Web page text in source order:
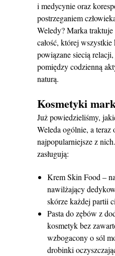
i medycynie oraz
postrzeganiem
Weledy? Marka
całość, której
powiązane siecią
pomiędzy codzienną
naturą.
Kosmetyki
Już powiedzieliśmy,
Weleda ogólnie, a teraz
najpopularniejsze z
zasługują:
Krem Skin Food ‒
nawilżający
skórze każdej partii
Pasta do zębów z
kosmetyk bez
wzbogacony o sól
drobinki